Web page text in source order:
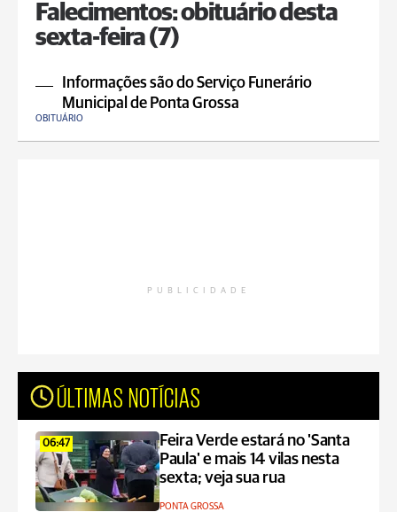
Falecimentos: obituário desta
sexta-feira (7)
Informações são do Serviço Funerário
Municipal de Ponta Grossa
OBITUÁRIO
PUBLICIDADE
ÚLTIMAS NOTÍCIAS
06:47
Feira Verde estará no 'Santa
Paula' e mais 14 vilas nesta
sexta; veja sua rua
PONTA GROSSA